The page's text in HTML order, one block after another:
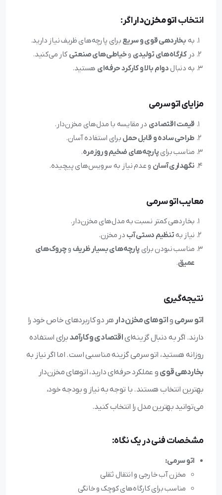
انتخاباتو مخزن‌داراگر:
به بخاردهی قوی و سریع برای پارچه‌های ظریف نیاز دارید.
درکارگاه‌های تولیدی وخیاطی‌های صنعتی کار می‌کنید.
به دنبال دوام بالا و کارکرد حرفه‌ای هستید.
مزایای اتو سرمی
قیمت اقتصادی در مقایسه با مدل‌های مخزن‌دار.
طراحی ساده و قابل حمل برای استفاده آسان.
مناسب برای پارچه‌های ضخیم و روزمره.
نگهداری آسان و عدم نیاز به سرویس‌های پیچیده.
معایب اتو سرمی
بخاردهی کمتر نسبت به مدل‌های مخزن‌دار.
نیاز به تنظیم دستی آب در مخزن.
مناسب نبودن برای پارچه‌های بسیار ظریف و چروک‌های
عمیق.
نتیجه‌گیری
اتو سرمی واتوهای مخزن‌دار هر دو کاربردهای خاص خود را
دارند. اگر به دنبال گزینه‌ایاقتصادی و کارآمد برای استفاده
روزانه هستید، اتو سرمی گزینه مناسبی است. اما اگر نیاز به
بخاردهی قوی و عملکرد حرفه‌ای دارید، اتوهای مخزن‌دار
بهترین انتخاب هستند. با توجه به نیاز و بودجه خود،
می‌توانید بهترین مدل را انتخاب کنید.
مشخصات فنی در یک نگاه:
اتو سرمی:
مخزن آب خارجی و انتقال ثقلی
مناسب برای کارگاه‌های کوچک و خانگی